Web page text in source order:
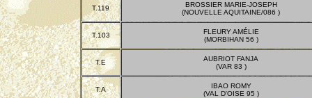
T.119
BROSSIER MARIE-JOSEPH
(NOUVELLE AQUITAINE/086 )
T.103
FLEURY AMÉLIE
(MORBIHAN 56 )
T.E
AUBRIOT FANJA
(VAR 83 )
T.A
IBAO ROMY
(VAL D'OISE 95 )